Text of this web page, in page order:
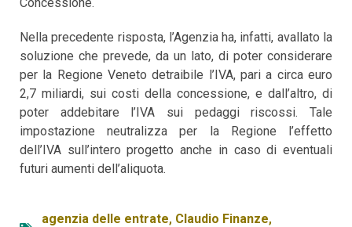
Nella precedente risposta, l’Agenzia ha, infatti, avallato la
soluzione che prevede, da un lato, di poter considerare
per la Regione Veneto detraibile l’IVA, pari a circa euro
2,7 miliardi, sui costi della concessione, e dall’altro, di
poter addebitare l’IVA sui pedaggi riscossi. Tale
impostazione neutralizza per la Regione l’effetto
dell’IVA sull’intero progetto anche in caso di eventuali
futuri aumenti dell’aliquota.
agenzia delle entrate, Claudio Finanze,